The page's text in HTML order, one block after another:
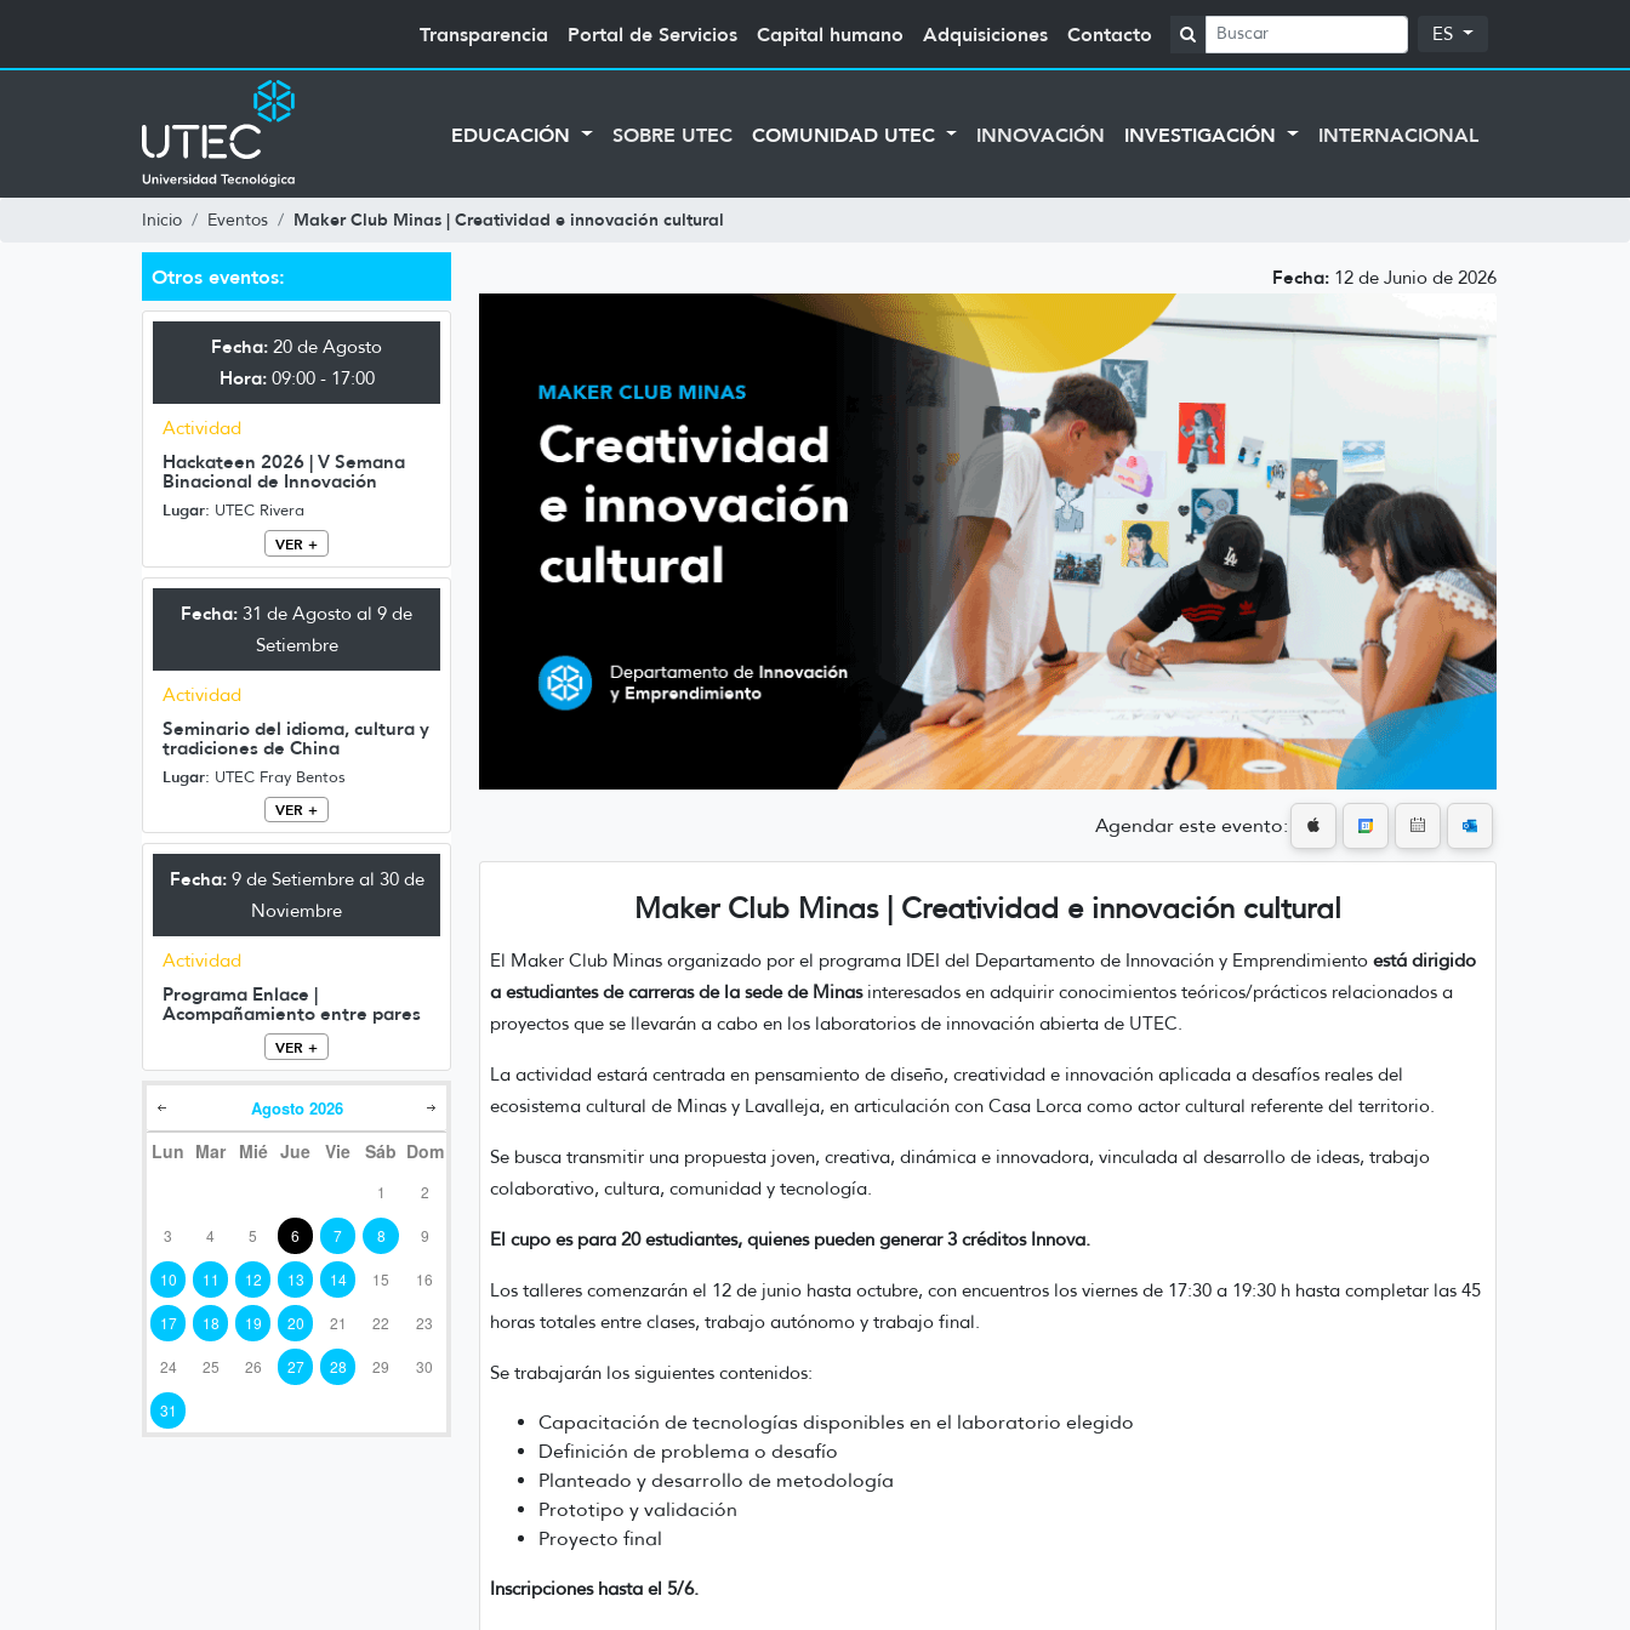
Transparencia Portal de Servicios Capital humano Adquisiciones Contacto ES
EDUCACIÓN SOBRE UTEC COMUNIDAD UTEC INNOVACIÓN INVESTIGACIÓN INTERNACIONAL
Inicio Eventos Maker Club Minas | Creatividad e innovación cultural
Otros eventos:
Fecha: 20 de Agosto
Hora:09:00 - 17:00
Actividad
Hackateen 2026 | V Semana
Binacional de Innovación
Lugar: UTEC Rivera
VER +
Fecha: 31 de Agosto al 9 de
Setiembre
Actividad
Seminario del idioma, cultura y
tradiciones de China
Lugar: UTEC Fray Bentos
VER +
Fecha:9 de Setiembre al 30 de
Noviembre
Actividad
Programa Enlace |
Acompañamiento entre pares
VER +
Agosto 2026
Lun Mar Mié Jue Vie Sáb Dom
1 2
3 4 5 6 7 8 9
10 11 12 13 14 15 16
17 18 19 20 21 22 23
24 25 26 27 28 29 30
31
Fecha: 12 de Junio de 2026
Agendar este evento:
Maker Club Minas | Creatividad e innovación cultural
El Maker Club Minas organizado por el programa IDEI del Departamento de Innovación y Emprendimiento está dirigido
a estudiantes de carreras de la sede de Minasinteresados en adquirir conocimientos teóricos/prácticos relacionados a
proyectos que se llevarán a cabo en los laboratorios de innovación abierta de UTEC.
La actividad estará centrada en pensamiento de diseño, creatividad e innovación aplicada a desafíos reales del
ecosistema cultural de Minas y Lavalleja, en articulación con Casa Lorca como actor cultural referente del territorio.
Se busca transmitir una propuesta joven, creativa, dinámica e innovadora, vinculada al desarrollo de ideas, trabajo
colaborativo, cultura, comunidad y tecnología.
El cupo es para 20 estudiantes, quienes pueden generar 3 créditos Innova.
Los talleres comenzarán el 12 de junio hasta octubre, con encuentros los viernes de 17:30 a 19:30 h hasta completar las 45
horas totales entre clases, trabajo autónomo y trabajo final.
Se trabajarán los siguientes contenidos:
Capacitación de tecnologías disponibles en el laboratorio elegido
Definición de problema o desafío
Planteado y desarrollo de metodología
Prototipo y validación
Proyecto final
Inscripciones hasta el 5/6.